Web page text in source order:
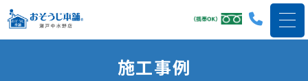
施工事例